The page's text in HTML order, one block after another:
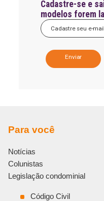
Cadastre-se e
modelos forem
a
e
:
Para você
Notícias
Colunistas
Legislação condominial
Código Civil